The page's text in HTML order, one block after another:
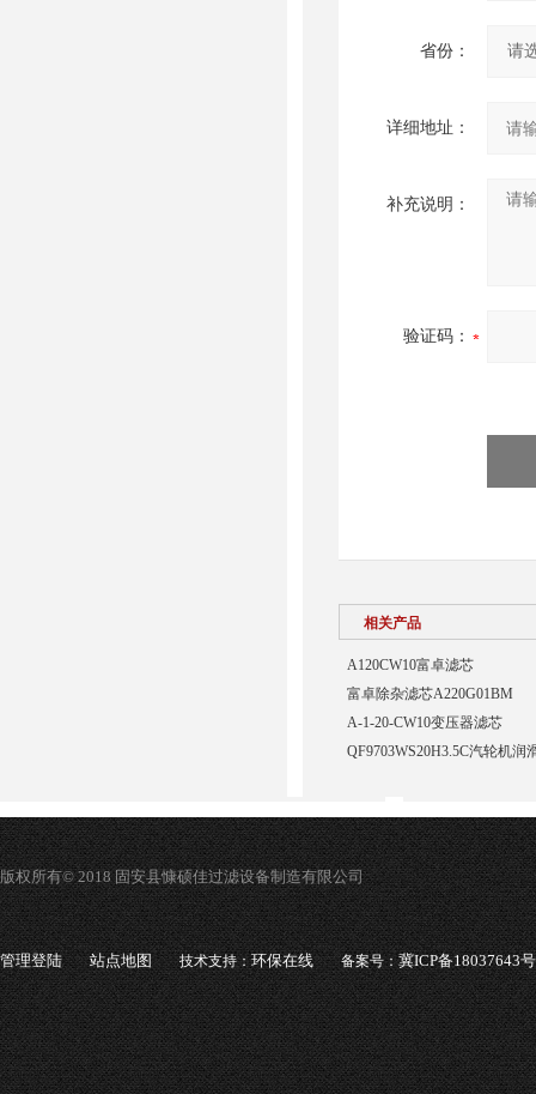
省份：
详细地址：
补充说明：
验证码：
相关产品
A120CW10富卓滤芯
富卓除杂滤芯A220G01BM
A-1-20-CW10变压器滤芯
QF9703WS20H3.5C汽轮机润
版权所有© 2018 固安县慷硕佳过滤设备制造有限公司
管理登陆 站点地图 技术支持：环保在线 备案号：冀ICP备18037643